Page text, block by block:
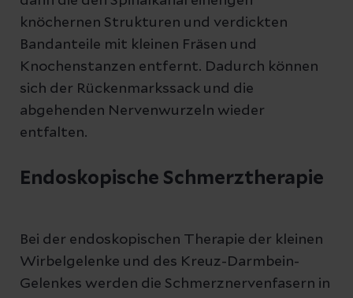
knöchernen Strukturen und verdickten
Bandanteile mit kleinen Fräsen und
Knochenstanzen entfernt. Dadurch können
sich der Rückenmarkssack und die
abgehenden Nervenwurzeln wieder
entfalten.
Endoskopische Schmerztherapie
Bei der endoskopischen Therapie der kleinen
Wirbelgelenke und des Kreuz-Darmbein-
Gelenkes werden die Schmerznervenfasern in